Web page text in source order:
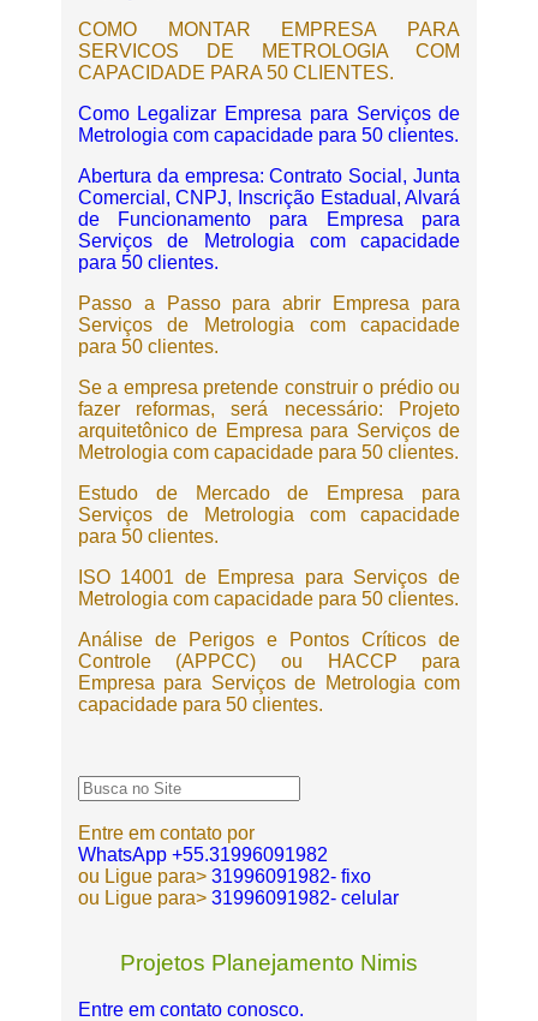
COMO MONTAR EMPRESA PARA
SERVICOS DE METROLOGIA COM
CAPACIDADE PARA 50 CLIENTES.
Como Legalizar Empresa para Serviços de
Metrologia com capacidade para 50 clientes.
Abertura da empresa: Contrato Social, Junta
Comercial, CNPJ, Inscrição Estadual, Alvará
de Funcionamento para Empresa para
Serviços de Metrologia com capacidade
para 50 clientes.
Passo a Passo para abrir Empresa para
Serviços de Metrologia com capacidade
para 50 clientes.
Se a empresa pretende construir o prédio ou
fazer reformas, será necessário: Projeto
arquitetônico de Empresa para Serviços de
Metrologia com capacidade para 50 clientes.
Estudo de Mercado de Empresa para
Serviços de Metrologia com capacidade
para 50 clientes.
ISO 14001 de Empresa para Serviços de
Metrologia com capacidade para 50 clientes.
Análise de Perigos e Pontos Críticos de
Controle (APPCC) ou HACCP para
Empresa para Serviços de Metrologia com
capacidade para 50 clientes.
Entre em contato por
WhatsApp +55.31996091982
ou Ligue para> 31996091982- fixo
ou Ligue para>31996091982- celular
Projetos Planejamento Nimis
Entre em contato conosco.